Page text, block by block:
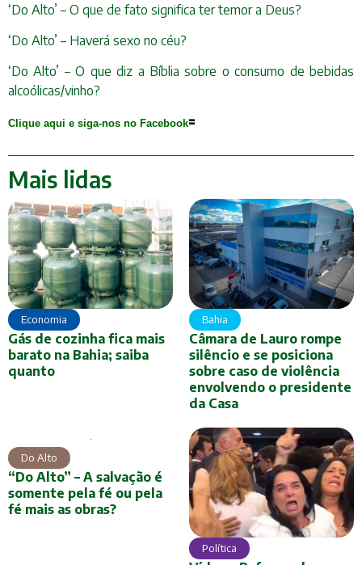
‘Do Alto’ – O que de fato significa ter temor a Deus?
‘Do Alto’ – Haverá sexo no céu?
‘Do Alto’ – O que diz a Bíblia sobre o consumo de bebidas
alcoólicas/vinho?
Clique aqui e siga-nos no Facebook=
Mais lidas
Economia
Gás de cozinha fica mais
barato na Bahia; saiba
quanto
Bahia
Câmara de Lauro rompe
silêncio e se posiciona
sobre caso de violência
envolvendo o presidente
da Casa
Do Alto
“Do Alto” – A salvação é
somente pela fé ou pela
fé mais as obras?
Política